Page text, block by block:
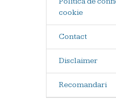
cookie
Contact
Disclaimer
Recomandari